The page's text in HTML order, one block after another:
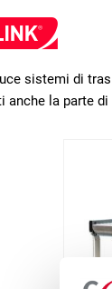
sistemi di
anche la parte